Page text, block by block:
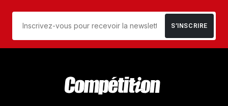
S’INSCRIRE